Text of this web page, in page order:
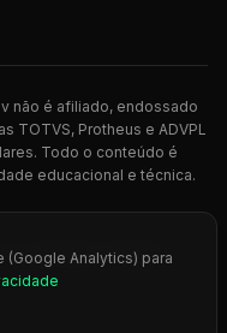
não é afiliado, endossado
TOTVS, Protheus e ADVPL
Todo o conteúdo é
educacional e técnica.
desenvolvedores
Analytics) para